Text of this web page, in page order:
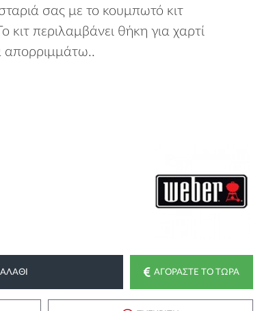
σας με το κουμπωτό κιτ
περιλαμβάνει θήκη για χαρτί
απορριμμάτω..
ΑΓΟΡΆΣΤΕ ΤΟ ΤΏΡΑ